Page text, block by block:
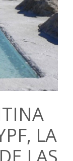
LA
LAS